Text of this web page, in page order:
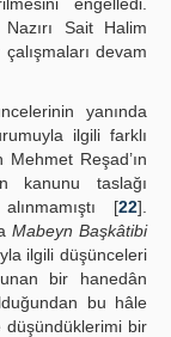
Sait Halim
devam
yanında
ilgili farklı
Reşad’ın
kanunu taslağı
[22].
Mabeyn Başkâtibi
ilgili düşünceleri
bir hanedân
bu hâle
düşündüklerimi bir